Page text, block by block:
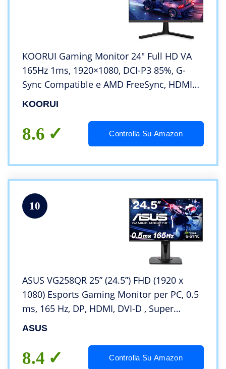
KOORUI Gaming Monitor 24″ Full HD VA
165Hz 1ms, 1920×1080, DCI-P3 85%, G-
Sync Compatible e AMD FreeSync, HDMI
1.4 X2, Display Port 1.2, Uscita Audio,
KOORUI
8.6 Controlla Su Amazon
10
ASUS VG258QR 25” (24.5”) FHD (1920 x
1080) Esports Gaming Monitor per PC, 0.5
ms, 165 Hz, DP, HDMI, DVI-D , Super
Narrow Bezel, FreeSync, Compatibile G-
ASUS
8.4 Controlla Su Amazon